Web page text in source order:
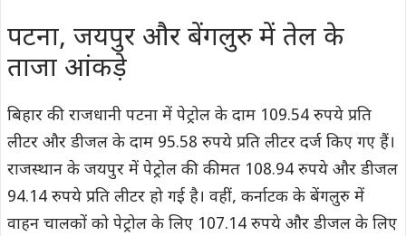
पटना, जयपुर और बेंगलुरु में तेल के
ताजा आंकड़े
बिहार की राजधानी पटना में पेट्रोल के दाम 109.54 रुपये प्रति
लीटर और डीजल के दाम 95.58 रुपये प्रति लीटर दर्ज किए गए हैं।
राजस्थान के जयपुर में पेट्रोल की कीमत 108.94 रुपये और डीजल
94.14 रुपये प्रति लीटर हो गई है। वहीं, कर्नाटक के बेंगलुरु में
वाहन चालकों को पेट्रोल के लिए 107.14 रुपये और डीजल के लिए